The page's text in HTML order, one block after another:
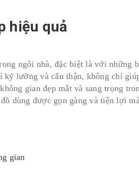
hiệu quả
ngôi nhà, đặc biệt là với những
lưỡng và cẩn thận, không chỉ
gian đẹp mắt và sang trọng
dùng được gọn gàng và tiện lợi
gian